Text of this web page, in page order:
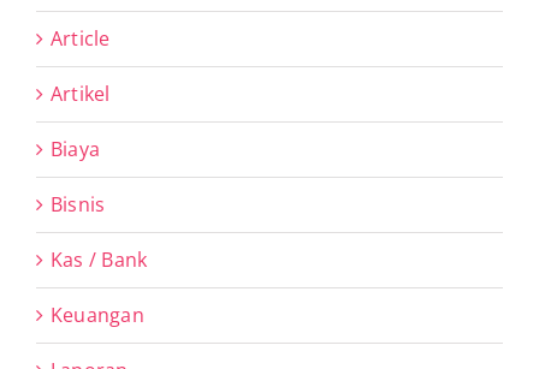
Article
Artikel
Biaya
Bisnis
Kas / Bank
Keuangan